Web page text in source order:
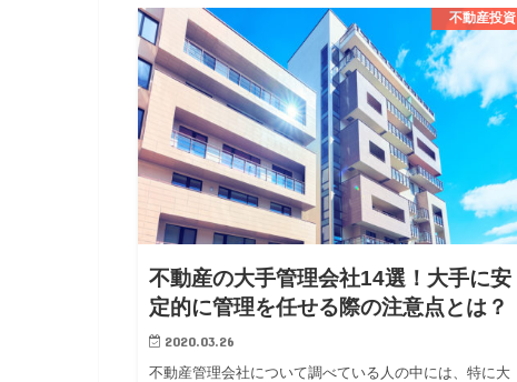
不動産投資
不動産の大手管理会社14選！大手に安
定的に管理を任せる際の注意点とは？
2020.03.26
不動産管理会社について調べている人の中には、特に大